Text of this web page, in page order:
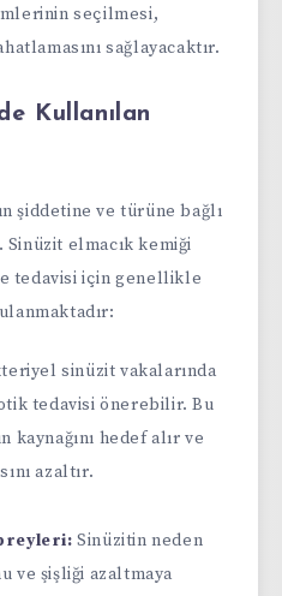
seçilmesi,
sağlayacaktır.
Kullanılan
şiddetine ve türüne bağlı
elmacık kemiği
tedavisi için genellikle
sinüzit vakalarında
tedavisi önerebilir. Bu
kaynağını hedef alır ve
azaltır.
Sinüzitin neden
ve şişliği azaltmaya